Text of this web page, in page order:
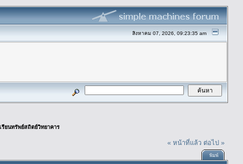
สิงหาคม 07, 2026, 09:23:35 am
รียนทรัพย์สถิตย์วิทยาคาร
« หน้าที่แล้ว ต่อไป »
พิมพ์